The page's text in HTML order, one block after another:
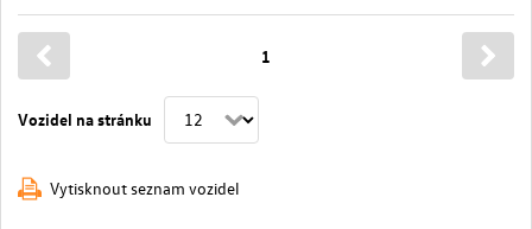
Vozidel na stránku
1
Vytisknout seznam vozidel